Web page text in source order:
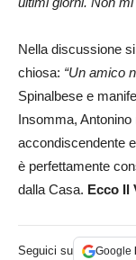
Nella discussione
chiosa: “Un amico
Spinalbese e
Insomma,
accondiscendente
è perfettamente
dalla Casa. Ecco Il
Seguici su Google